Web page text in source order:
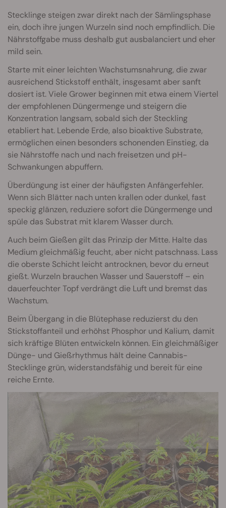
Stecklinge steigen zwar direkt nach der Sämlingsphase
ein, doch ihre jungen Wurzeln sind noch empfindlich. Die
Nährstoffgabe muss deshalb gut ausbalanciert und eher
mild sein.
Starte mit einer leichten Wachstumsnahrung, die zwar
ausreichend Stickstoff enthält, insgesamt aber sanft
dosiert ist. Viele Grower beginnen mit etwa einem Viertel
der empfohlenen Düngermenge und steigern die
Konzentration langsam, sobald sich der Steckling
etabliert hat. Lebende Erde, also bioaktive Substrate,
ermöglichen einen besonders schonenden Einstieg, da
sie Nährstoffe nach und nach freisetzen und pH-
Schwankungen abpuffern.
Überdüngung ist einer der häufigsten Anfängerfehler.
Wenn sich Blätter nach unten krallen oder dunkel, fast
speckig glänzen, reduziere sofort die Düngermenge und
spüle das Substrat mit klarem Wasser durch.
Auch beim Gießen gilt das Prinzip der Mitte. Halte das
Medium gleichmäßig feucht, aber nicht patschnass. Lass
die oberste Schicht leicht antrocknen, bevor du erneut
gießt. Wurzeln brauchen Wasser und Sauerstoff – ein
dauerfeuchter Topf verdrängt die Luft und bremst das
Wachstum.
Beim Übergang in die Blütephase reduzierst du den
Stickstoffanteil und erhöhst Phosphor und Kalium, damit
sich kräftige Blüten entwickeln können. Ein gleichmäßiger
Dünge- und Gießrhythmus hält deine Cannabis-
Stecklinge grün, widerstandsfähig und bereit für eine
reiche Ernte.